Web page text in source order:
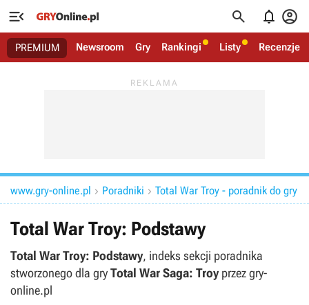
   
PREMIUM Newsroom Gry Rankingi Listy Recenzje
www.gry-online.pl  Poradniki  Total War Troy - poradnik do gry
Total War Troy: Podstawy
Total War Troy: Podstawy, indeks sekcji poradnika
stworzonego dla gryTotal War Saga: Troyprzez gry-
online.pl